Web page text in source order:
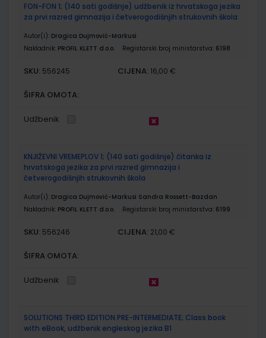
proizvodi
FON-FON 1; (140 sati godišnje) udžbenik iz hrvatskoga jezika
za prvi razred gimnazija i četverogodišnjih strukovnih škola
Autor(i): Dragica Dujmović-Markusi
Nakladnik: PROFIL KLETT d.o.o. Registarski broj ministarstva: 6198
SKU: 556245 CIJENA: 16,00 €
ŠIFRA OMOTA:
Udžbenik
KNJIŽEVNI VREMEPLOV 1; (140 sati godišnje) čitanka iz
hrvatskoga jezika za prvi razred gimnazija i
četverogodišnjih strukovnih škola
Autor(i): Dragica Dujmović-Markusi Sandra Rossett-Bazdan
Nakladnik: PROFIL KLETT d.o.o. Registarski broj ministarstva: 6199
SKU: 556246 CIJENA: 21,00 €
ŠIFRA OMOTA:
Udžbenik
SOLUTIONS THIRD EDITION PRE-INTERMEDIATE; Class book
with eBook, udžbenik engleskog jezika B1